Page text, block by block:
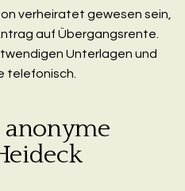
verheiratet gewesen sein,
auf Übergangsrente.
Unterlagen und
telefonisch.
anonyme